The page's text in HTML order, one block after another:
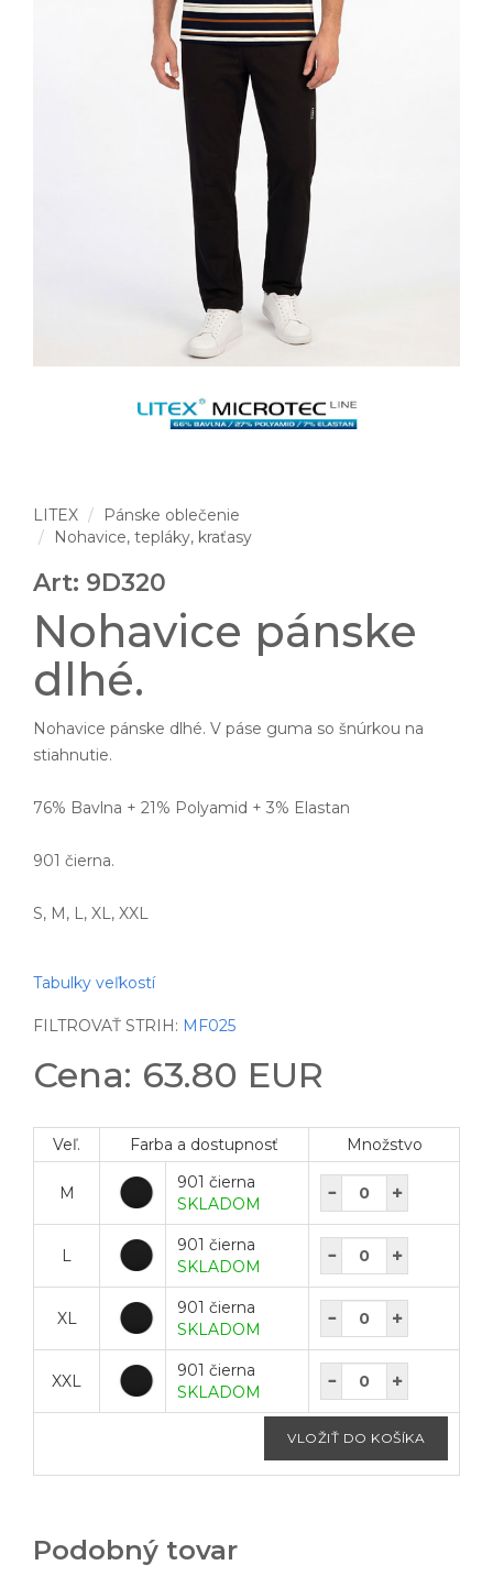
LITEX
Pánske oblečenie
Nohavice, tepláky, kraťasy
Art: 9D320
Nohavice pánske
dlhé.
Nohavice pánske dlhé. V páse guma so šnúrkou na
stiahnutie.
76% Bavlna + 21% Polyamid + 3% Elastan
901 čierna.
S, M, L, XL, XXL
Tabulky veľkostí
FILTROVAŤ STRIH: MF025
Cena: 63.80 EUR
Veľ. Farba a dostupnosť Množstvo
M
901 čierna
SKLADOM
L
901 čierna
SKLADOM
XL
901 čierna
SKLADOM
XXL
901 čierna
SKLADOM
Podobný tovar